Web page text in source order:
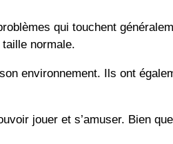
qui touchent
normale.
environnement. Ils ont
jouer et s’amuser. Bien